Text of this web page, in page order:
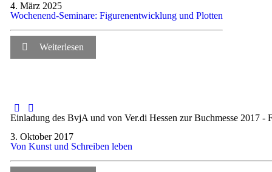
4. März 2025
Wochenend-Seminare: Figurenentwicklung und Plotten
Weiterlesen
Einladung des BvjA und von Ver.di Hessen zur Buchmesse 2017 -
3. Oktober 2017
Von Kunst und Schreiben leben